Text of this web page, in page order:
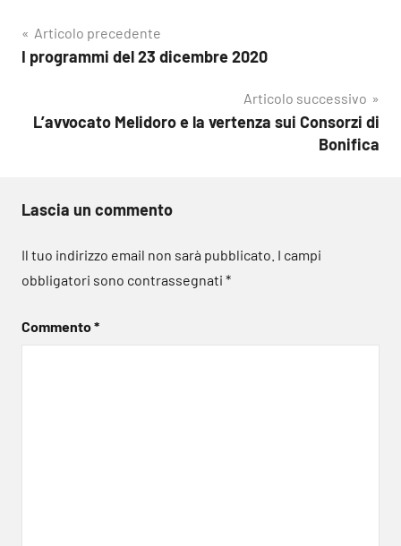
Navigazione
articoli
Articolo precedente
I programmi del 23 dicembre 2020
Articolo successivo
L’avvocato Melidoro e la vertenza sui Consorzi di
Bonifica
Lascia un commento
Il tuo indirizzo email non sarà pubblicato. I campi
obbligatori sono contrassegnati *
Commento*